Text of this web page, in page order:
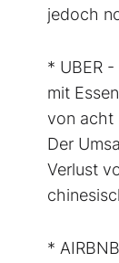
jedoch
* UBER
mit
von acht
Der
Verlust
*